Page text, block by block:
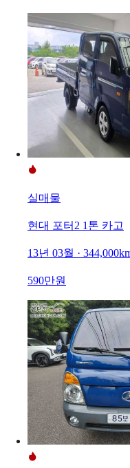
실매물
현대 포터2 1톤 카고
13년 03월 ·
590만원